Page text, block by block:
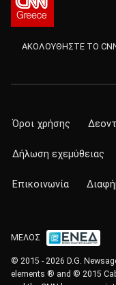
ΑΚΟΛΟΥΘΗΣΤΕ ΤΟ
Όροι χρήσης
Δήλωση εχεμύθειας
Επικοινωνία
ΜΕΛΟΣ
© 2015 - 2026 D.G.
elements ® and © 2015